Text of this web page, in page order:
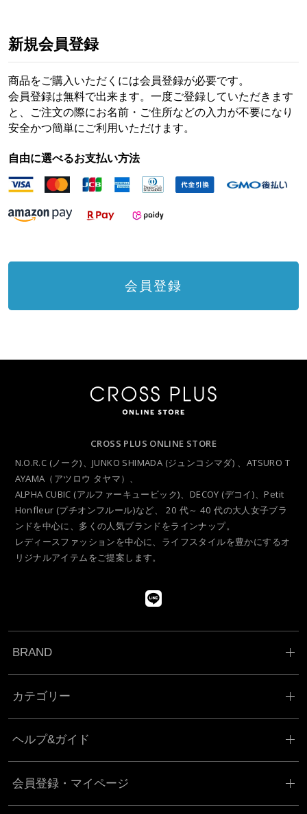
新規会員登録
商品をご購入いただくには会員登録が必要です。
会員登録は無料で出来ます。一度ご登録していただきます
と、ご注文の際にお名前・ご住所などの入力が不要になり
安全かつ簡単にご利用いただけます。
自由に選べるお支払い方法
会員登録
CROSS PLUS ONLINE STORE
N.O.R.C (ノーク)、JUNKO SHIMADA (ジュンコシマダ) 、ATSURO T
AYAMA（アツロウ タヤマ）、
ALPHA CUBIC (アルファーキュービック)、DECOY (デコイ)、Petit
Honfleur (プチオンフルール)など、 20 代～ 40 代の大人女子ブラ
ンドを中心に、多くの人気ブランドをラインナップ。
レディースファッションを中心に、ライフスタイルを豊かにするオ
リジナルアイテムをご提案します。
BRAND
カテゴリー
ヘルプ&ガイド
会員登録・マイページ